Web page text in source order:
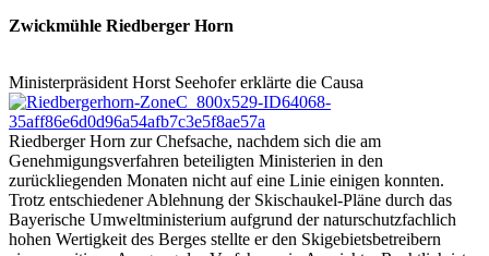
Zwickmühle Riedberger Horn
Ministerpräsident Horst Seehofer erklärte die Causa
Riedberger Horn zur Chefsache, nachdem sich die am
Genehmigungsverfahren beteiligten Ministerien in den
zurückliegenden Monaten nicht auf eine Linie einigen konnten.
Trotz entschiedener Ablehnung der Skischaukel-Pläne durch das
Bayerische Umweltministerium aufgrund der naturschutzfachlich
hohen Wertigkeit des Berges stellte er den Skigebietsbetreibern